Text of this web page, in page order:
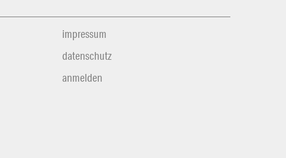
impressum
datenschutz
anmelden